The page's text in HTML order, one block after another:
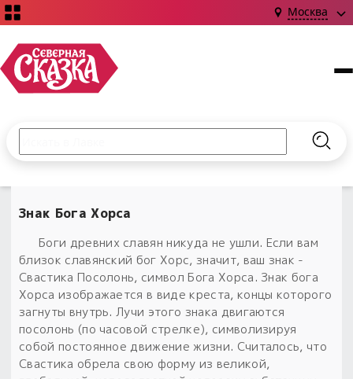
Москва
Издания о Славянской культуре и ведовстве
Коллекции
Наборы для курсов и книг
Обереги славян нательные
Обереги для дома и машины
Сказки
Гадание
Магия
Библиография
Об авторе и издательстве
С чего начать?
Материалы
Для алтаря
Расходные материалы
Новинки ›
Готовые заговоры
Для чего:
Предметы
Введите текст и нажмите кнопку «Найти», чтобы
Знак Бога Хорса
Боги древних славян никуда не ушли. Если вам
близок славянский бог Хорс, значит, ваш знак -
Свастика Посолонь, символ Бога Хорса. Знак бога
Хорса изображается в виде креста, концы которого
загнуты внутрь. Лучи этого знака двигаются
посолонь (по часовой стрелке), символизируя
собой постоянное движение жизни. Считалось, что
Свастика обрела свою форму из великой,